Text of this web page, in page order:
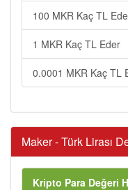
100 MKR Kaç TL
1 MKR Kaç TL Eder
0.0001 MKR Kaç TL
Maker - Türk Lirası
Kripto Para Değeri